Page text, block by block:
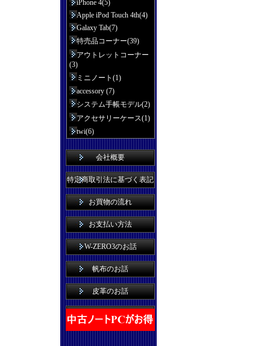
iPhone 4(5)
Apple iPod Touch 4th(4)
Galaxy Tab(7)
特売品コーナー(39)
アウトレットコーナー
(3)
ミニノート(1)
accessory (7)
システム手帳モデル(2)
アクセサリーケース(1)
twi(6)
会社概要
特定商取引法に基づく表記
お買物の流れ
お支払い方法
W-ZERO3のお話
帆布のお話
皮革のお話